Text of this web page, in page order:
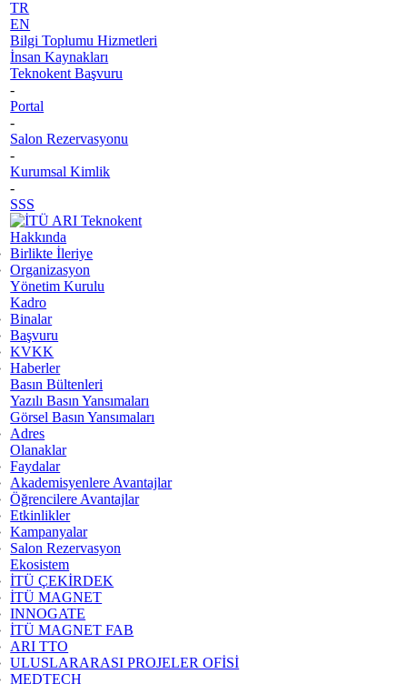
TR
EN
Bilgi Toplumu Hizmetleri
İnsan Kaynakları
Teknokent Başvuru
-
Portal
-
Salon Rezervasyonu
-
Kurumsal Kimlik
-
SSS
Hakkında
Birlikte İleriye
Organizasyon
Yönetim Kurulu
Kadro
Binalar
Başvuru
KVKK
Haberler
Basın Bültenleri
Yazılı Basın Yansımaları
Görsel Basın Yansımaları
Adres
Olanaklar
Faydalar
Akademisyenlere Avantajlar
Öğrencilere Avantajlar
Etkinlikler
Kampanyalar
Salon Rezervasyon
Ekosistem
İTÜ ÇEKİRDEK
İTÜ MAGNET
INNOGATE
İTÜ MAGNET FAB
ARI TTO
ULUSLARARASI PROJELER OFİSİ
MEDTECH